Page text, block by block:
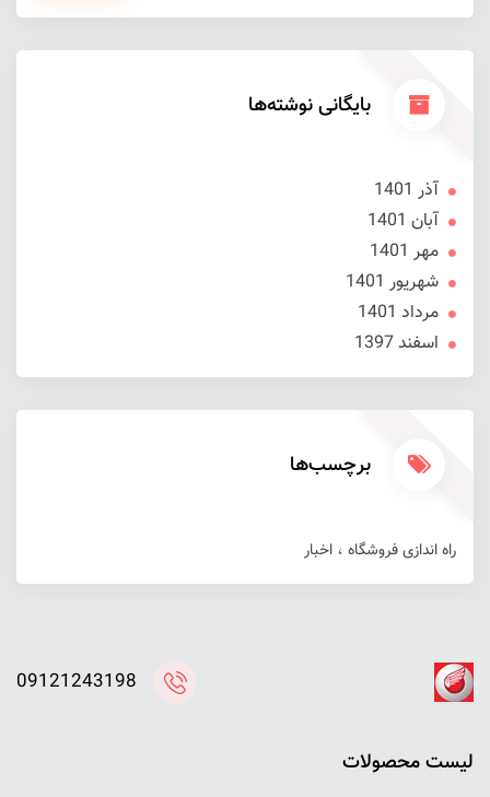
بایگانی نوشته‌ها
آذر 1401
آبان 1401
مهر 1401
شهریور 1401
مرداد 1401
اسفند 1397
برچسب‌ها
راه اندازی فروشگاه اخبار
ليست محصولات